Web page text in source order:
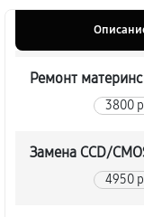
Ремонт
3800
Замена CCD/
4950